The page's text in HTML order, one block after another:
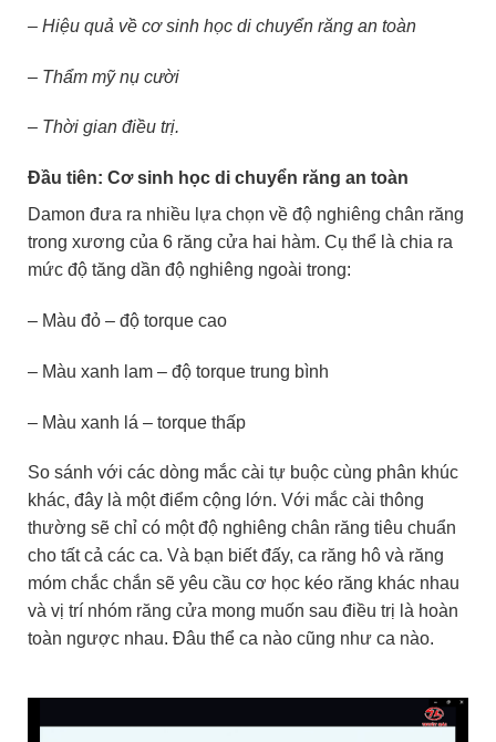
– Hiệu quả về cơ sinh học di chuyển răng an toàn
– Thẩm mỹ nụ cười
– Thời gian điều trị.
Đầu tiên: Cơ sinh học di chuyển răng an toàn
Damon đưa ra nhiều lựa chọn về độ nghiêng chân răng
trong xương của 6 răng cửa hai hàm. Cụ thể là chia ra
mức độ tăng dần độ nghiêng ngoài trong:
– Màu đỏ – độ torque cao
– Màu xanh lam – độ torque trung bình
– Màu xanh lá – torque thấp
So sánh với các dòng mắc cài tự buộc cùng phân khúc
khác, đây là một điểm cộng lớn. Với mắc cài thông
thường sẽ chỉ có một độ nghiêng chân răng tiêu chuẩn
cho tất cả các ca. Và bạn biết đấy, ca răng hô và răng
móm chắc chắn sẽ yêu cầu cơ học kéo răng khác nhau
và vị trí nhóm răng cửa mong muốn sau điều trị là hoàn
toàn ngược nhau. Đâu thể ca nào cũng như ca nào.